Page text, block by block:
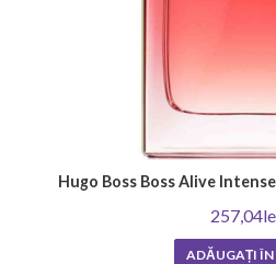
Hugo Boss Boss Alive
ADĂUGAȚI ÎN